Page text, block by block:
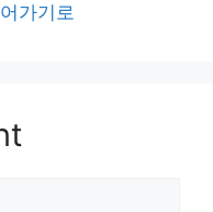
가기로